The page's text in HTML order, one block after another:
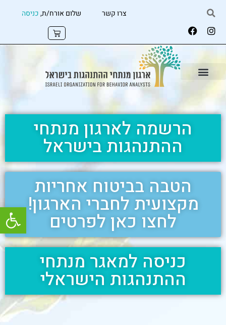
צרו קשר שלום אורח/ת,כניסה
הרשמה לארגון מנתחי
ההתנהגות בישראל
הטבה בביטוח אחריות
מקצועית לחברי הארגון!
לחצו כאן לפרטים
כניסה למאגר מנתחי
ההתנהגות הישראלי